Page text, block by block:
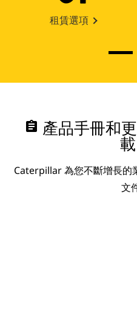
租賃選項
assignment 產品手冊和
載
Caterpillar 為您不斷增長的
文